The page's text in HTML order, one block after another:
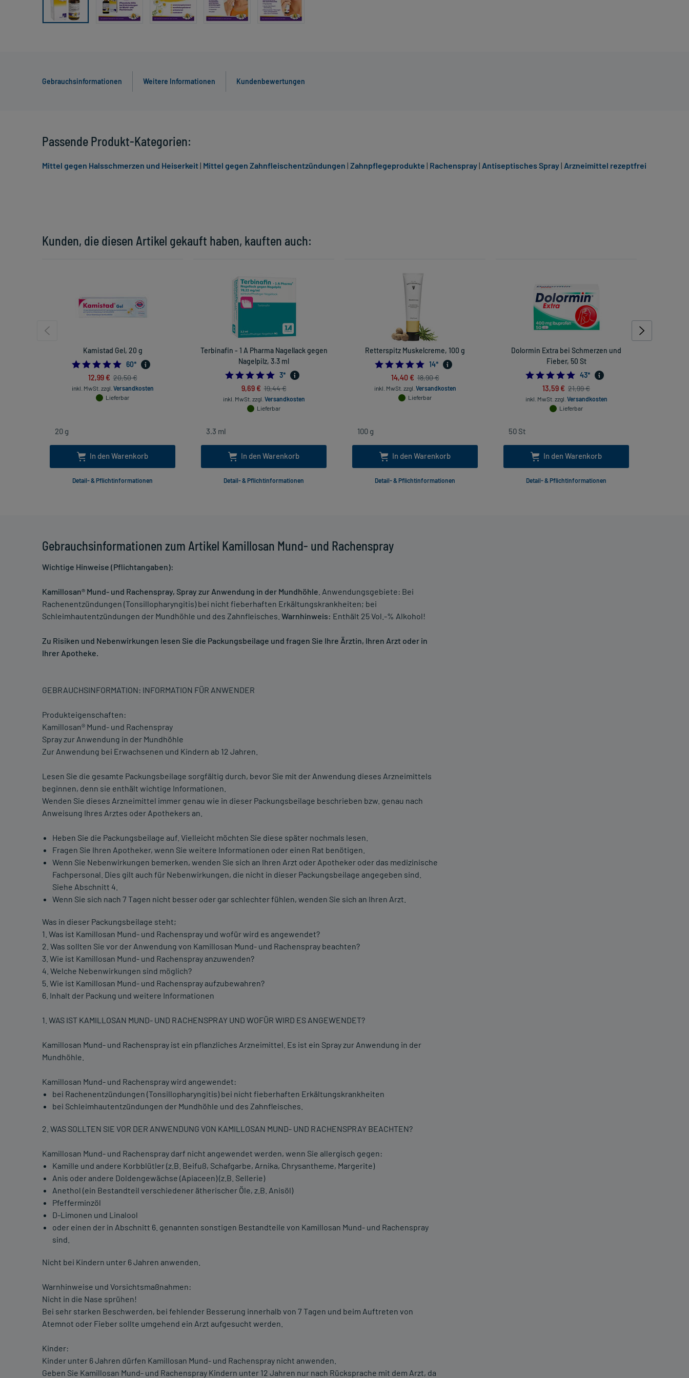
Gebrauchsinformationen Weitere Informationen Kundenbewertungen
Gebrauchsinformationen zum Artikel Kamillosan Mund- und Rachenspray
Wichtige Hinweise (Pflichtangaben):
Kamillosan® Mund- und Rachenspray, Spray zur Anwendung in der Mundhöhle . Anwendungsgebiete: Bei
Rachenentzündungen (Tonsillopharyngitis) bei nicht fieberhaften Erkältungskrankheiten; bei
Schleimhautentzündungen der Mundhöhle und des Zahnfleisches. Warnhinweis: Enthält 25 Vol.-% Alkohol!
Zu Risiken und Nebenwirkungen lesen Sie die Packungsbeilage und fragen Sie Ihre Ärztin, Ihren Arzt oder in
Ihrer Apotheke.
GEBRAUCHSINFORMATION: INFORMATION FÜR ANWENDER
Produkteigenschaften:
Kamillosan® Mund- und Rachenspray
Spray zur Anwendung in der Mundhöhle
Zur Anwendung bei Erwachsenen und Kindern ab 12 Jahren.
Lesen Sie die gesamte Packungsbeilage sorgfältig durch, bevor Sie mit der Anwendung dieses Arzneimittels
beginnen, denn sie enthält wichtige Informationen.
Wenden Sie dieses Arzneimittel immer genau wie in dieser Packungsbeilage beschrieben bzw. genau nach
Anweisung Ihres Arztes oder Apothekers an.
Heben Sie die Packungsbeilage auf. Vielleicht möchten Sie diese später nochmals lesen.
Fragen Sie Ihren Apotheker, wenn Sie weitere Informationen oder einen Rat benötigen.
Wenn Sie Nebenwirkungen bemerken, wenden Sie sich an Ihren Arzt oder Apotheker oder das medizinische
Fachpersonal. Dies gilt auch für Nebenwirkungen, die nicht in dieser Packungsbeilage angegeben sind.
Siehe Abschnitt 4.
Wenn Sie sich nach 7 Tagen nicht besser oder gar schlechter fühlen, wenden Sie sich an Ihren Arzt.
Was in dieser Packungsbeilage steht;
1. Was ist Kamillosan Mund- und Rachenspray und wofür wird es angewendet?
2. Was sollten Sie vor der Anwendung von Kamillosan Mund- und Rachenspray beachten?
3. Wie ist Kamillosan Mund- und Rachenspray anzuwenden?
4. Welche Nebenwirkungen sind möglich?
5. Wie ist Kamillosan Mund- und Rachenspray aufzubewahren?
6. Inhalt der Packung und weitere Informationen
1. WAS IST KAMILLOSAN MUND- UND RACHENSPRAY UND WOFÜR WIRD ES ANGEWENDET?
Kamillosan Mund- und Rachenspray ist ein pflanzliches Arzneimittel. Es ist ein Spray zur Anwendung in der
Mundhöhle.
Kamillosan Mund- und Rachenspray wird angewendet:
bei Rachenentzündungen (Tonsillopharyngitis) bei nicht fieberhaften Erkältungskrankheiten
bei Schleimhautentzündungen der Mundhöhle und des Zahnfleisches.
2. WAS SOLLTEN SIE VOR DER ANWENDUNG VON KAMILLOSAN MUND- UND RACHENSPRAY BEACHTEN?
Kamillosan Mund- und Rachenspray darf nicht angewendet werden, wenn Sie allergisch gegen:
Kamille und andere Korbblütler (z.B. Beifuß, Schafgarbe, Arnika, Chrysantheme, Margerite)
Anis oder andere Doldengewächse (Apiaceen) (z.B. Sellerie)
Anethol (ein Bestandteil verschiedener ätherischer Öle, z.B. Anisöl)
Pfefferminzöl
D-Limonen und Linalool
oder einen der in Abschnitt 6. genannten sonstigen Bestandteile von Kamillosan Mund- und Rachenspray
sind.
Nicht bei Kindern unter 6 Jahren anwenden.
Warnhinweise und Vorsichtsmaßnahmen:
Nicht in die Nase sprühen!
Bei sehr starken Beschwerden, bei fehlender Besserung innerhalb von 7 Tagen und beim Auftreten von
Atemnot oder Fieber sollte umgehend ein Arzt aufgesucht werden.
Kinder:
Kinder unter 6 Jahren dürfen Kamillosan Mund- und Rachenspray nicht anwenden.
Geben Sie Kamillosan Mund- und Rachenspray Kindern unter 12 Jahren nur nach Rücksprache mit dem Arzt, da
Kunden, die diesen Artikel gekauft haben, kauften auch:
Kamistad Gel, 20 g
4.983333333333333
60*
12,99 € 20,50 €
inkl. MwSt. zzgl. Versandkosten
Lieferbar
In den Warenkorb
Detail- & Pflichtinformationen
Terbinafin - 1 A Pharma Nagellack gegen
Nagelpilz, 3.3 ml
5.0
3*
9,69 € 19,44 €
inkl. MwSt. zzgl. Versandkosten
Lieferbar
In den Warenkorb
Detail- & Pflichtinformationen
Retterspitz Muskelcreme, 100 g
4.928571428571429
14*
14,40 € 18,90 €
inkl. MwSt. zzgl. Versandkosten
Lieferbar
In den Warenkorb
Detail- & Pflichtinformationen
Dolormin Extra bei Schmerzen und
Fieber, 50 St
4.883720930232558
43*
13,59 € 21,99 €
inkl. MwSt. zzgl. Versandkosten
Lieferbar
In den Warenkorb
Detail- & Pflichtinformationen
Passende Produkt-Kategorien:
Mittel gegen Halsschmerzen und Heiserkeit| Mittel gegen Zahnfleischentzündungen | Zahnpflegeprodukte | Rachenspray| Antiseptisches Spray| Arzneimittel rezeptfrei